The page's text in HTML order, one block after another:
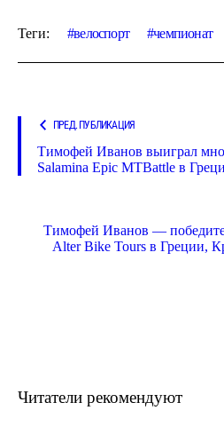
Теги: велоспорт чемпионат
ПРЕД. ПУБЛИКАЦИЯ
Тимофей Иванов выиграл
Salamina Epic MTBattle в
Тимофей Иванов —
Alter Bike Tours в Греции,
Читатели рекомендуют